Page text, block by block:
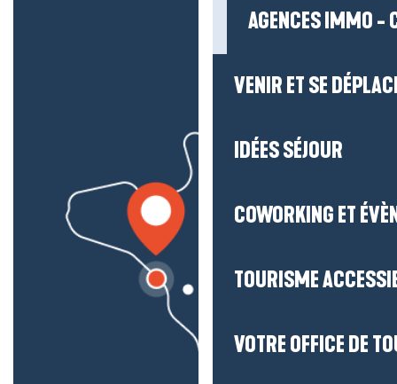
AGENCES IMMO -
VENIR ET SE
IDÉES SÉJOUR
COWORKING ET
TOURISME
VOTRE OFFICE DE